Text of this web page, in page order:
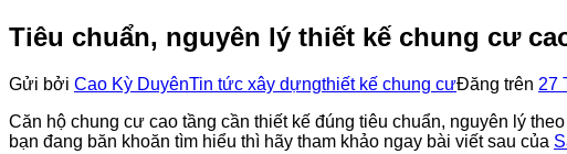
Tiêu chuẩn, nguyên lý thiết kế chung cư
Gửi bởi Cao Kỳ DuyênTin tức xây dựngthiết kế chung cưĐăng trên 27
Căn hộ chung cư cao tầng cần thiết kế đúng tiêu chuẩn, nguyên lý
bạn đang băn khoăn tìm hiểu thì hãy tham khảo ngay bài viết sau của